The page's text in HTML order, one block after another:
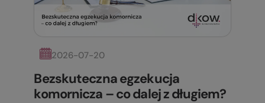
2026-07-20
Bezskuteczna egzekucja
komornicza – co dalej z długiem?